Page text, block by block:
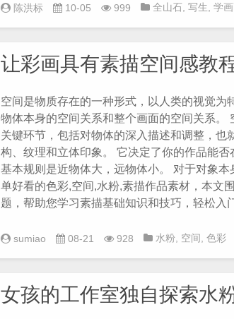
陈洪标 10-05 999 全山石 写生 学
让彩画具有素描空间感教
空间是物质存在的一种形式，以人类的视觉为
物体本身的空间关系和整个画面的空间关系。
关键环节，包括对物体的深入描述和调整，也
构、纹理和立体印象。 它决定了你的作品能
基本规则是近物体大，远物体小。 对于对象
单好看的色彩,空间,水粉,素描作品素材，本文
题，帮助您学习素描基础知识和技巧，轻松入
sumiao 08-21 928 水粉 空间 色彩
女孩的工作室独自探索水